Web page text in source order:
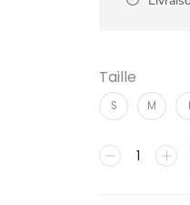
Taille
S M